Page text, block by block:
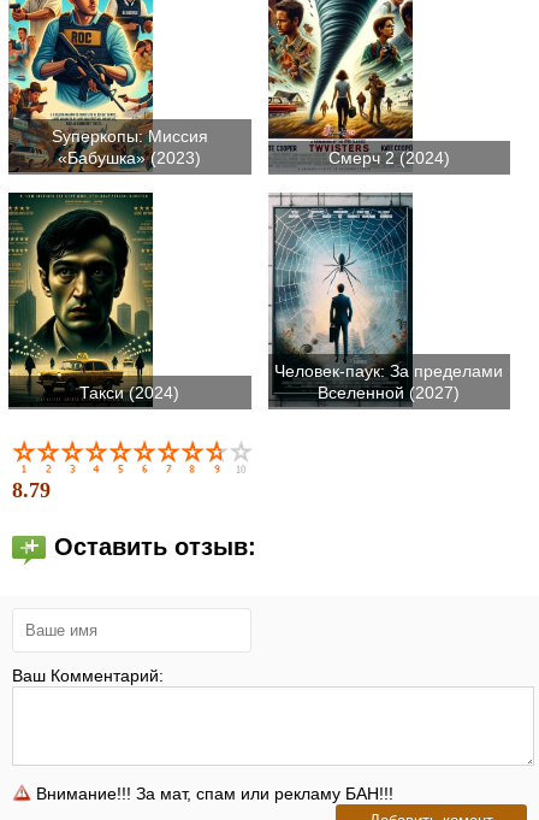
Sуперкопы: Миссия
«Бабушка» (2023)
Смерч 2 (2024)
Такси (2024)
Человек-паук: За пределами
Вселенной (2027)
8.79
Оставить отзыв:
Ваш Комментарий:
Внимание!!! За мат, спам или рекламу БАН!!!